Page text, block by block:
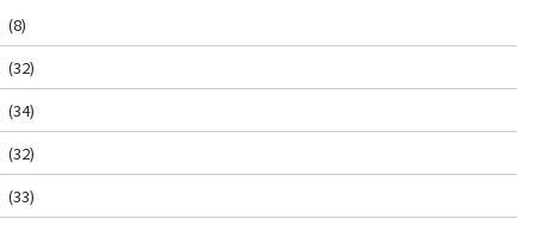
(8)
(32)
(34)
(32)
(33)